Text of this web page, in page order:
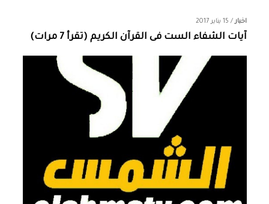
اخبار/ 15 يناير 2017
آيات الشفاء الست فى القرآن الكريم (تقرأ 7 مرات)